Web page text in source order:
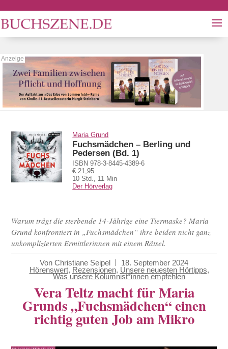
Maria Grund
Fuchsmädchen – Berling und
Pedersen (Bd. 1)
ISBN 978-3-8445-4389-6
€ 21,95
10 Std., 11 Min
Der Hörverlag
Warum trägt die sterbende 14-Jährige eine Tiermaske? Maria
Grund konfrontiert in „Fuchsmädchen“ ihre beiden nicht ganz
unkomplizierten Ermittlerinnen mit einem Rätsel.
Von Christiane Seipel
18. September 2024
Hörenswert, Rezensionen, Unsere neuesten Hörtipps,
Was unsere Kolumnist*innen empfehlen
Vera Teltz macht für Maria
Grunds „Fuchsmädchen“ einen
richtig guten Job am Mikro